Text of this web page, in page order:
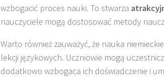
wzbogacić proces nauki. To stwarza
nauczyciele mogą dostosować metody
Warto również zauważyć, że nauka
lekcji językowych. Uczniowie mogą
dodatkowo wzbogaca ich doświadczenie i